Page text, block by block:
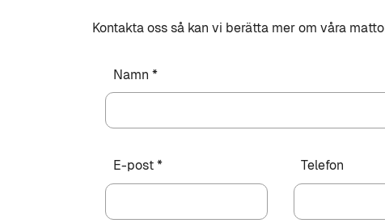
Kontakta oss så kan vi berätta mer om våra
Namn *
E-post * Telefon